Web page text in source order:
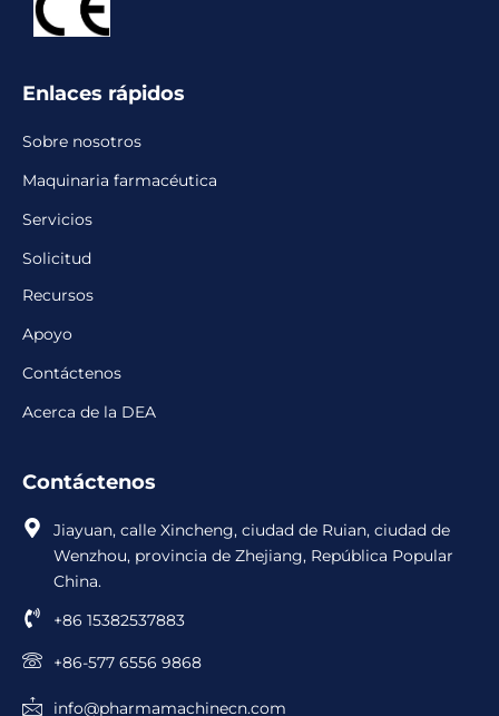
Enlaces rápidos
Sobre nosotros
Maquinaria farmacéutica
Servicios
Solicitud
Recursos
Apoyo
Contáctenos
Acerca de la DEA
Contáctenos
Jiayuan, calle Xincheng, ciudad de Ruian, ciudad de
Wenzhou, provincia de Zhejiang, República Popular
China.
+86 15382537883
+86-577 6556 9868
info@pharmamachinecn.com